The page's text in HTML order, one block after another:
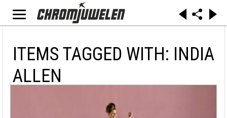
ITEMS TAGGED WITH: INDIA
ALLEN